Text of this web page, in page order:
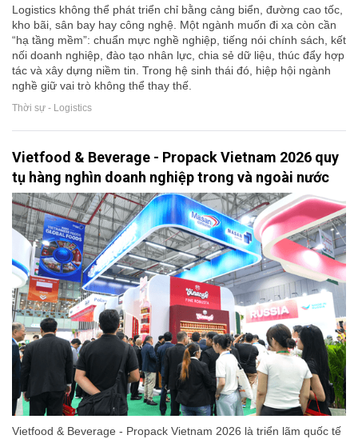
Logistics không thể phát triển chỉ bằng cảng biển, đường cao tốc,
kho bãi, sân bay hay công nghệ. Một ngành muốn đi xa còn cần
“hạ tầng mềm”: chuẩn mực nghề nghiệp, tiếng nói chính sách, kết
nối doanh nghiệp, đào tạo nhân lực, chia sẻ dữ liệu, thúc đẩy hợp
tác và xây dựng niềm tin. Trong hệ sinh thái đó, hiệp hội ngành
nghề giữ vai trò không thể thay thế.
Thời sự - Logistics
Vietfood & Beverage - Propack Vietnam 2026 quy
tụ hàng nghìn doanh nghiệp trong và ngoài nước
Vietfood & Beverage - Propack Vietnam 2026 là triển lãm quốc tế